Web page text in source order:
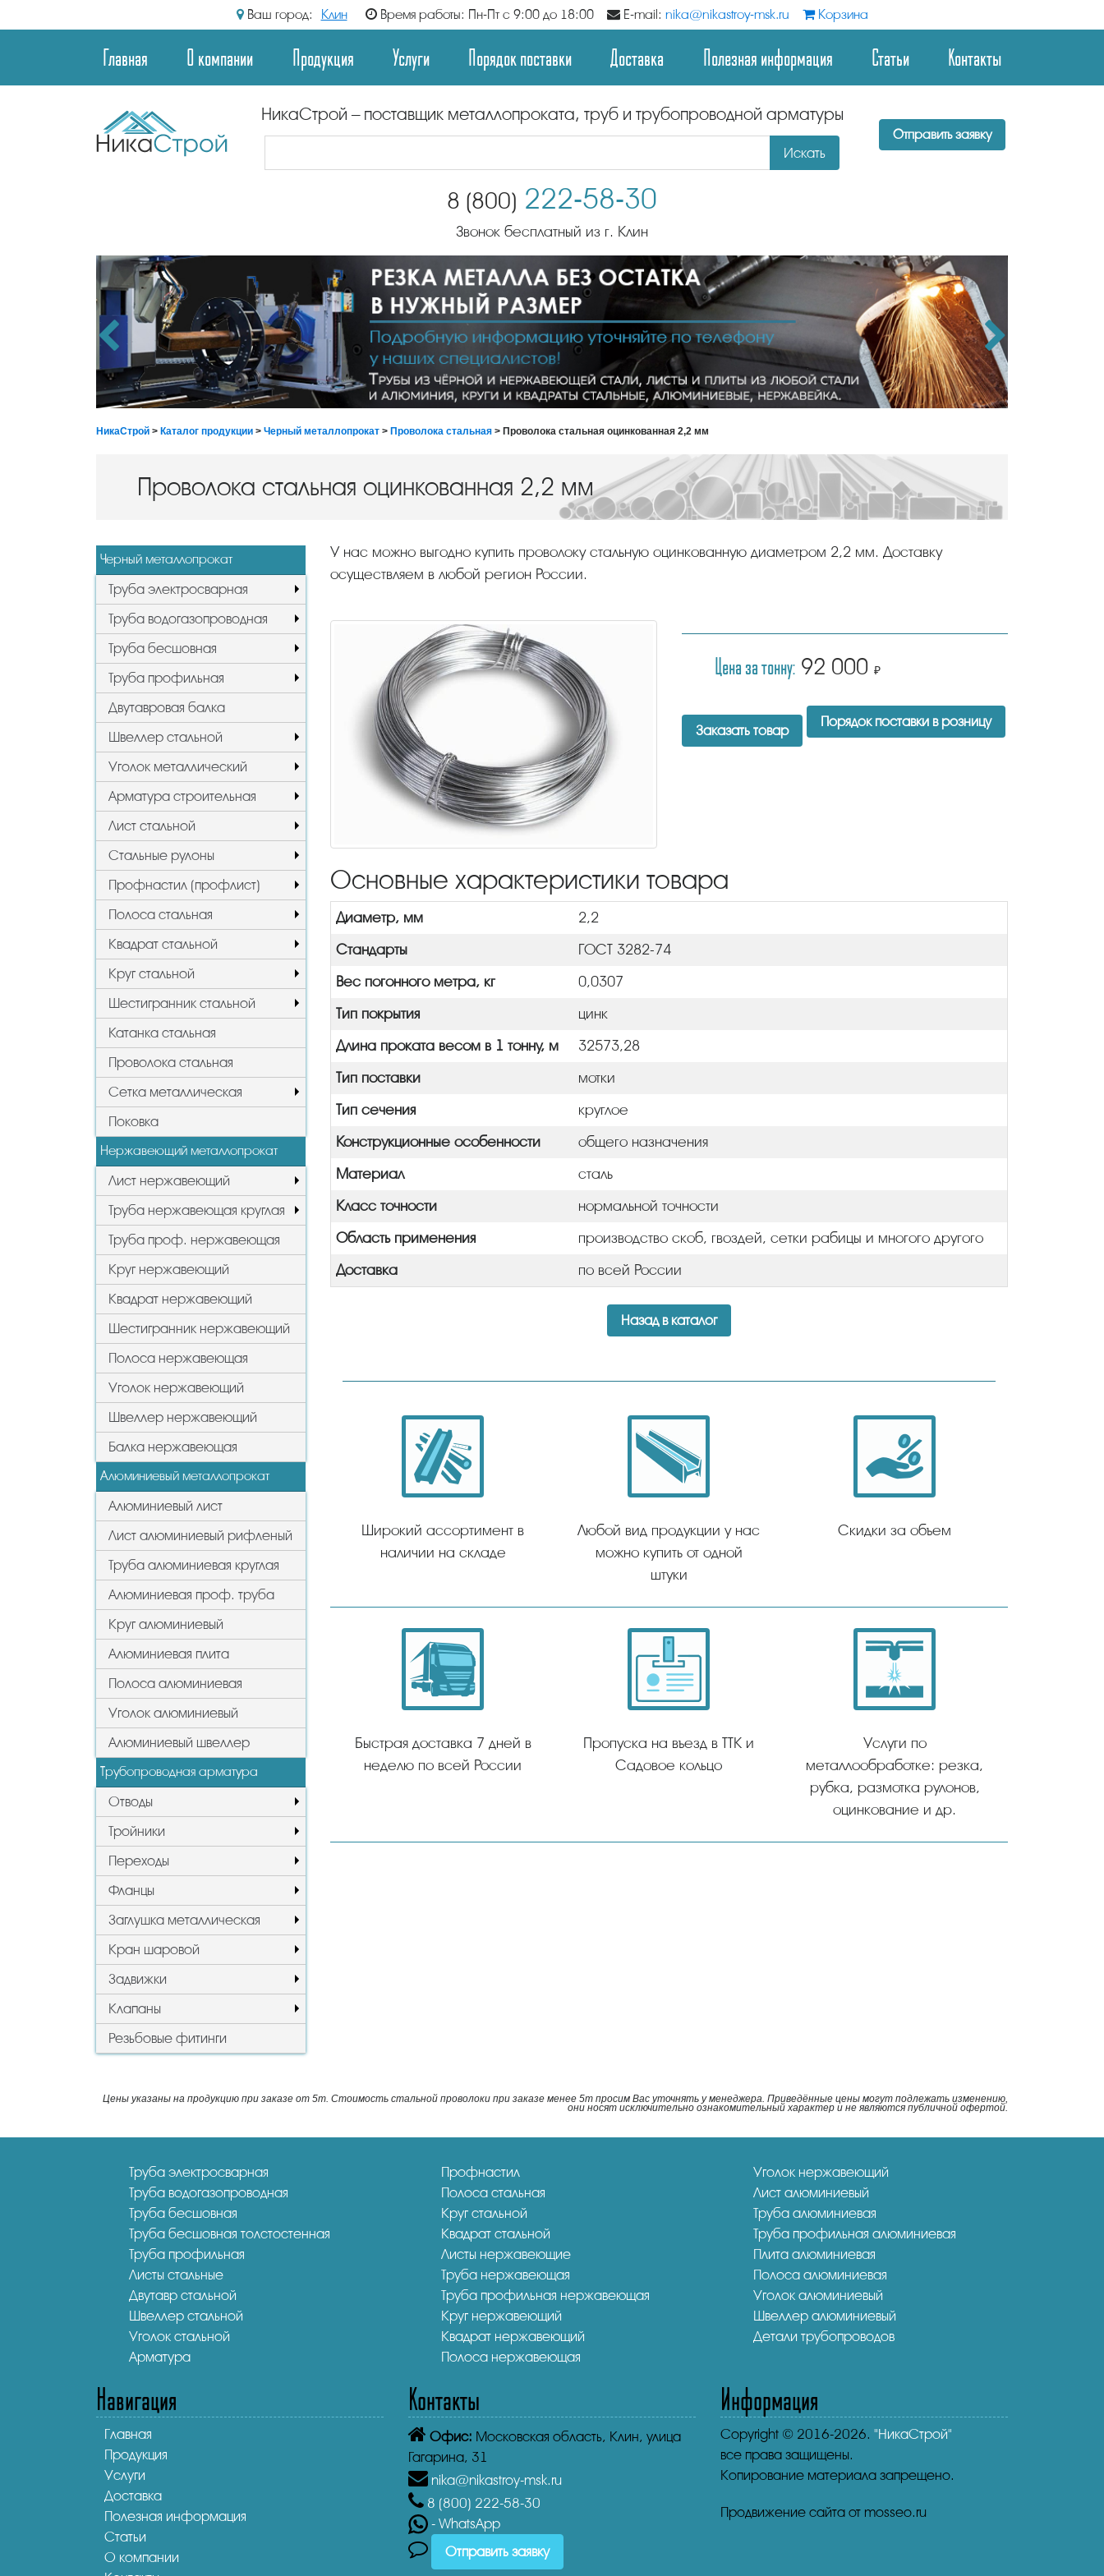
Ваш город: Клин Время работы: Пн-Пт с 9:00 до 18:00 E-mail: nika@nikastroy-msk.ru Корзина
Главная О компании Продукция Услуги Порядок поставки Доставка Полезная информация Статьи Контакты
НикаСтрой – поставщик металлопроката, труб и трубопроводной арматуры
Искать
Отправить заявку
8 (800) 222-58-30
Звонок бесплатный из г. Клин
НикаСтрой > Каталог продукции > Черный металлопрокат > Проволока стальная > Проволока стальная оцинкованная 2,2 мм
Проволока стальная оцинкованная 2,2 мм
Черный металлопрокат
Труба электросварная
Труба водогазопроводная
Труба бесшовная
Труба профильная
Двутавровая балка
Швеллер стальной
Уголок металлический
Арматура строительная
Лист стальной
Стальные рулоны
Профнастил (профлист)
Полоса стальная
Квадрат стальной
Круг стальной
Шестигранник стальной
Катанка стальная
Проволока стальная
Сетка металлическая
Поковка
Нержавеющий металлопрокат
Лист нержавеющий
Труба нержавеющая круглая
Труба проф. нержавеющая
Круг нержавеющий
Квадрат нержавеющий
Шестигранник нержавеющий
Полоса нержавеющая
Уголок нержавеющий
Швеллер нержавеющий
Балка нержавеющая
Алюминиевый металлопрокат
Алюминиевый лист
Лист алюминиевый рифленый
Труба алюминиевая круглая
Алюминиевая проф. труба
Круг алюминиевый
Алюминиевая плита
Полоса алюминиевая
Уголок алюминиевый
Алюминиевый швеллер
Трубопроводная арматура
Отводы
Тройники
Переходы
Фланцы
Заглушка металлическая
Кран шаровой
Задвижки
Клапаны
Резьбовые фитинги
У нас можно выгодно купить проволоку стальную оцинкованную диаметром 2,2 мм. Доставку
осуществляем в любой регион России.
Цена за тонну:92 000 ₽
Заказать товар
Порядок поставки в розницу
Основные характеристики товара
Диаметр, мм
2,2
Стандарты
ГОСТ 3282-74
Вес погонного метра, кг
0,0307
Тип покрытия
цинк
Длина проката весом в 1 тонну, м
32573,28
Тип поставки
мотки
Тип сечения
круглое
Конструкционные особенности
общего назначения
Материал
сталь
Класс точности
нормальной точности
Область применения
производство скоб, гвоздей, сетки рабицы и многого другого
Доставка
по всей России
Назад в каталог
Широкий ассортимент в
наличии на складе
Любой вид продукции у нас
можно купить от одной
штуки
Скидки за объем
Быстрая доставка 7 дней в
неделю по всей России
Пропуска на въезд в ТТК и
Садовое кольцо
Услуги по
металлообработке: резка,
рубка, размотка рулонов,
оцинкование и др.
Цены указаны на продукцию при заказе от 5т. Стоимость стальной проволоки при заказе менее 5т просим Вас уточнять у менеджера. Приведённые цены могут подлежать изменению,
они носят исключительно ознакомительный характер и не являются публичной офертой.
Труба электросварная
Труба водогазопроводная
Труба бесшовная
Труба бесшовная толстостенная
Труба профильная
Листы стальные
Двутавр стальной
Швеллер стальной
Уголок стальной
Арматура
Профнастил
Полоса стальная
Круг стальной
Квадрат стальной
Листы нержавеющие
Труба нержавеющая
Труба профильная нержавеющая
Круг нержавеющий
Квадрат нержавеющий
Полоса нержавеющая
Уголок нержавеющий
Лист алюминиевый
Труба алюминиевая
Труба профильная алюминиевая
Плита алюминиевая
Полоса алюминиевая
Уголок алюминиевый
Швеллер алюминиевый
Детали трубопроводов
Навигация
Главная
Продукция
Услуги
Доставка
Полезная информация
Статьи
О компании
Контакты
Офис: Московская область, Клин, улица
Гагарина, 31
nika@nikastroy-msk.ru
8 (800) 222-58-30
- WhatsApp
Отправить заявку
Информация
Copyright © 2016-2026. "НикаСтрой"
все права защищены.
Копирование материала запрещено.
Продвижение сайта от mosseo.ru